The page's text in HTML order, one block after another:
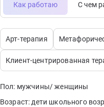
Как работаю С чем
Арт-терапия
Клиент-центрированная
Пол: мужчины/ женщины
Возраст: дети школьного